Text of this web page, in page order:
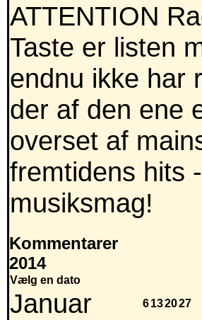
ATTENTION
Taste er listen
endnu ikke har
der af den ene
overset af
fremtidens hits
musiksmag!
Kommentarer
2014
Vælg en dato
Januar 6132027